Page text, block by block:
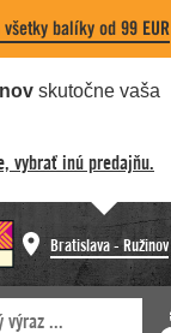
balíky od 99 EUR
skutočne vaša
vybrať inú predajňu.
Bratislava - Ružinov